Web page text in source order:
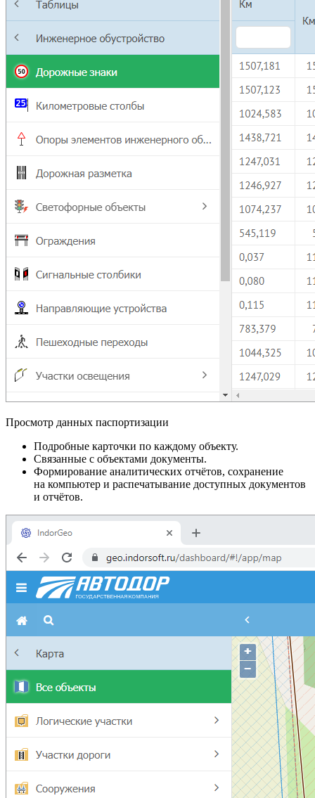
Просмотр данных паспортизации
Подробные карточки по каждому объекту.
Связанные с объектами документы.
Формирование аналитических отчётов, сохранение
на компьютер и распечатывание доступных документов
и отчётов.